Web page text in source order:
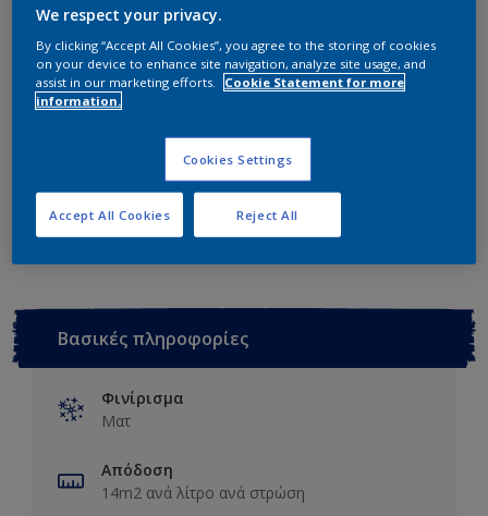
Ποσότητα Υπολογισμός χρώματος
Προσθήκη στο Workspace
Εύρεση Καταστήματος
Βασικές πληροφορίες
Φινίρισμα
Ματ
Απόδοση
14m2 ανά λίτρο ανά στρώση
We respect your privacy.
By clicking “Accept All Cookies”, you agree to the storing of cookies
on your device to enhance site navigation, analyze site usage, and
assist in our marketing efforts.
Cookie Statement for more
information.
Cookies Settings
Reject All
Accept All Cookies